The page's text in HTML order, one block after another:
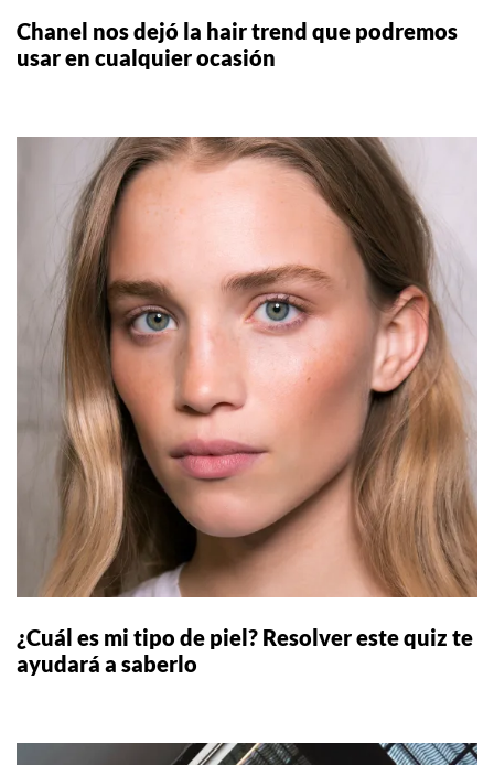
Chanel nos dejó la hair trend que podremos
usar en cualquier ocasión
¿Cuál es mi tipo de piel? Resolver este quiz te
ayudará a saberlo